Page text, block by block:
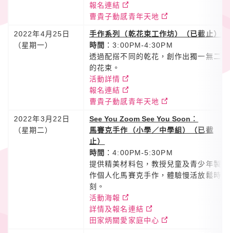
報名連結
曹貴子動感青年天地
2022年4月25日
（星期一）
手作系列（乾花束工作坊）（已截止）
時間 ：3:00PM-4:30PM
透過配搭不同的乾花，創作出獨一無二
的花束。
活動詳情
報名連結
曹貴子動感青年天地
2022年3月22日
（星期二）
See You Zoom See You Soon ︰
馬賽克手作（小學／中學組）（已截
止）
時間 ：4:00PM-5:30PM
提供精美材料包，教授兒童及青少年製
作個人化馬賽克手作，體驗慢活放鬆時
刻。
活動海報
詳情及報名連結
田家炳關愛家庭中心